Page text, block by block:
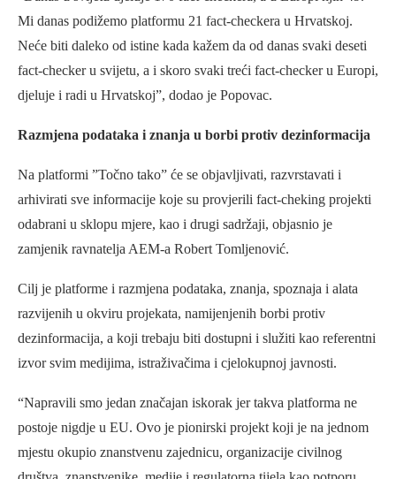
Mi danas podižemo platformu 21 fact-checkera u Hrvatskoj.
Neće biti daleko od istine kada kažem da od danas svaki deseti
fact-checker u svijetu, a i skoro svaki treći fact-checker u Europi,
djeluje i radi u Hrvatskoj”, dodao je Popovac.
Razmjena podataka i znanja u borbi protiv dezinformacija
Na platformi ”Točno tako” će se objavljivati, razvrstavati i
arhivirati sve informacije koje su provjerili fact-cheking projekti
odabrani u sklopu mjere, kao i drugi sadržaji, objasnio je
zamjenik ravnatelja AEM-a Robert Tomljenović.
Cilj je platforme i razmjena podataka, znanja, spoznaja i alata
razvijenih u okviru projekata, namijenjenih borbi protiv
dezinformacija, a koji trebaju biti dostupni i služiti kao referentni
izvor svim medijima, istraživačima i cjelokupnoj javnosti.
“Napravili smo jedan značajan iskorak jer takva platforma ne
postoje nigdje u EU. Ovo je pionirski projekt koji je na jednom
mjestu okupio znanstvenu zajednicu, organizacije civilnog